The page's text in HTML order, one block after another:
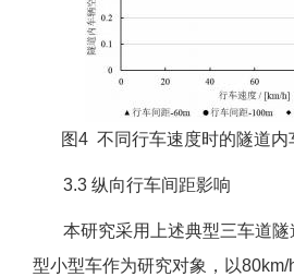
图4 不同行车速度时的隧道内
3.3 纵向行车间距影响
本研究采用上述典型三车道隧
型小型车作为研究对象，以